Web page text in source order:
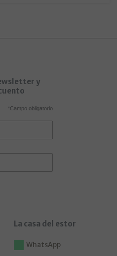
y
*Campo obligatorio
La casa del estor
WhatsApp